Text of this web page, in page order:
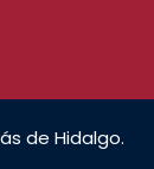
de Hidalgo.